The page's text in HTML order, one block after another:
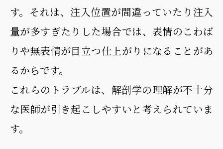
す。それは、注入位置が間違っていたり注入
量が多すぎたりした場合では、表情のこわば
りや無表情が目立つ仕上がりになることがあ
るからです。
これらのトラブルは、解剖学の理解が不十分
な医師が引き起こしやすいと考えられていま
す。